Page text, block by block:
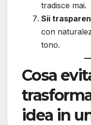
tradisce mai.
Sii
con
tono.
Cosa
idea in